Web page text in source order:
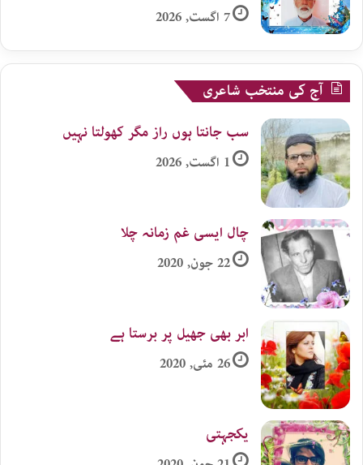
7 اگست, 2026
آج کی منتخب شاعری
سب جانتا ہوں راز مگر کھولتا نہیں
1 اگست, 2026
چال ایسی غم زمانہ چلا
22 جون, 2020
ابر بھی جھیل پر برستا ہے
26 مئی, 2020
یکجہتی